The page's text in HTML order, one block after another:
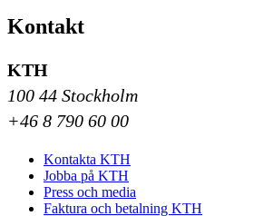
Kontakt
KTH
100 44 Stockholm
+46 8 790 60 00
Kontakta KTH
Jobba på KTH
Press och media
Faktura och betalning KTH